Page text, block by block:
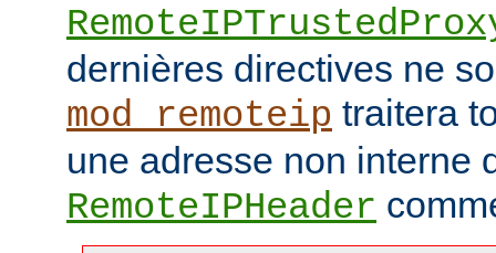
dernières directives ne
mod_remoteip traitera
une adresse non interne
RemoteIPHeader